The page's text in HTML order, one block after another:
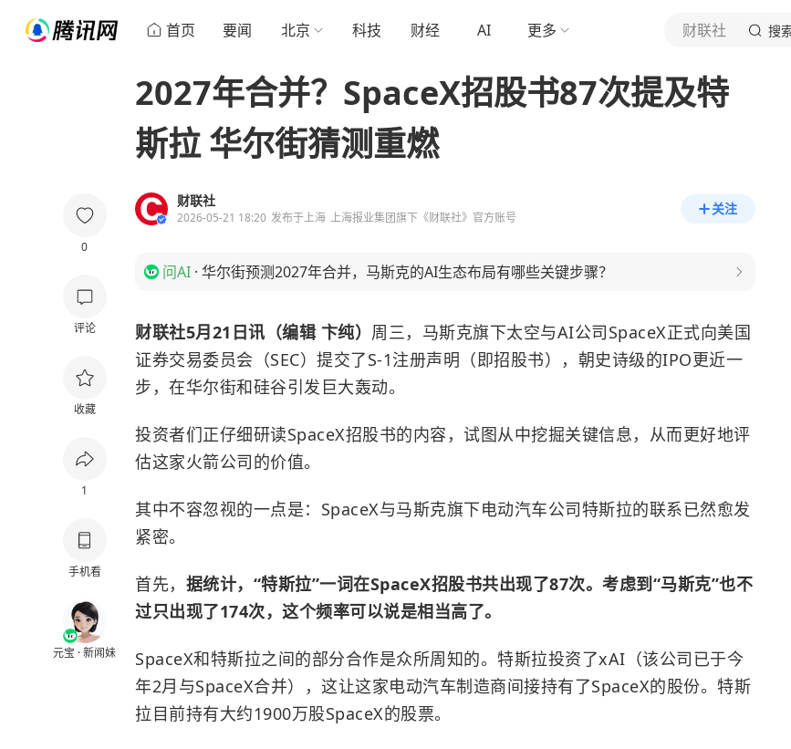
首页 要闻 北京 科技 财经 AI 更多 财联社 搜
0
评论
收藏
1
手机看
元宝 · 新闻妹
2027年合并？SpaceX招股书87次提及特
斯拉 华尔街猜测重燃
财联社
2026-05-21 18:20 发布于上海 上海报业集团旗下《财联社》官方账号
关注
问AI · 华尔街预测2027年合并，马斯克的AI生态布局有哪些关键步骤？
财联社5月21日讯（编辑 卞纯） 周三，马斯克旗下太空与AI公司SpaceX正式向美国
证券交易委员会（SEC）提交了S-1注册声明（即招股书），朝史诗级的IPO更近一
步，在华尔街和硅谷引发巨大轰动。
投资者们正仔细研读SpaceX招股书的内容，试图从中挖掘关键信息，从而更好地评
估这家火箭公司的价值。
其中不容忽视的一点是：SpaceX与马斯克旗下电动汽车公司特斯拉的联系已然愈发
紧密。
首先， 据统计，“特斯拉”一词在SpaceX招股书共出现了87次。考虑到“马斯克”也不
过只出现了174次，这个频率可以说是相当高了。
SpaceX和特斯拉之间的部分合作是众所周知的。 特斯拉投资了xAI（该公司已于今
年2月与SpaceX合并），这让这家电动汽车制造商间接持有了SpaceX的股份。特斯
拉目前持有大约1900万股SpaceX的股票。